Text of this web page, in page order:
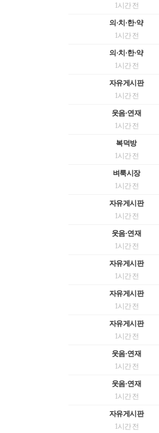
1시간 전
의·치·한·약
1시간 전
의·치·한·약
1시간 전
자유게시판
1시간 전
웃음·연재
1시간 전
복덕방
1시간 전
벼룩시장
1시간 전
자유게시판
1시간 전
웃음·연재
1시간 전
자유게시판
1시간 전
자유게시판
1시간 전
자유게시판
1시간 전
웃음·연재
1시간 전
웃음·연재
1시간 전
자유게시판
1시간 전